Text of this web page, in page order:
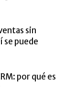
sin
se puede
por qué es